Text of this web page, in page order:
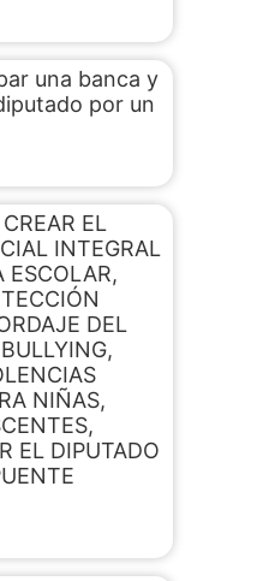
una banca y
por un
EL
INTEGRAL
ESCOLAR,
DEL
NIÑAS,
EL DIPUTADO